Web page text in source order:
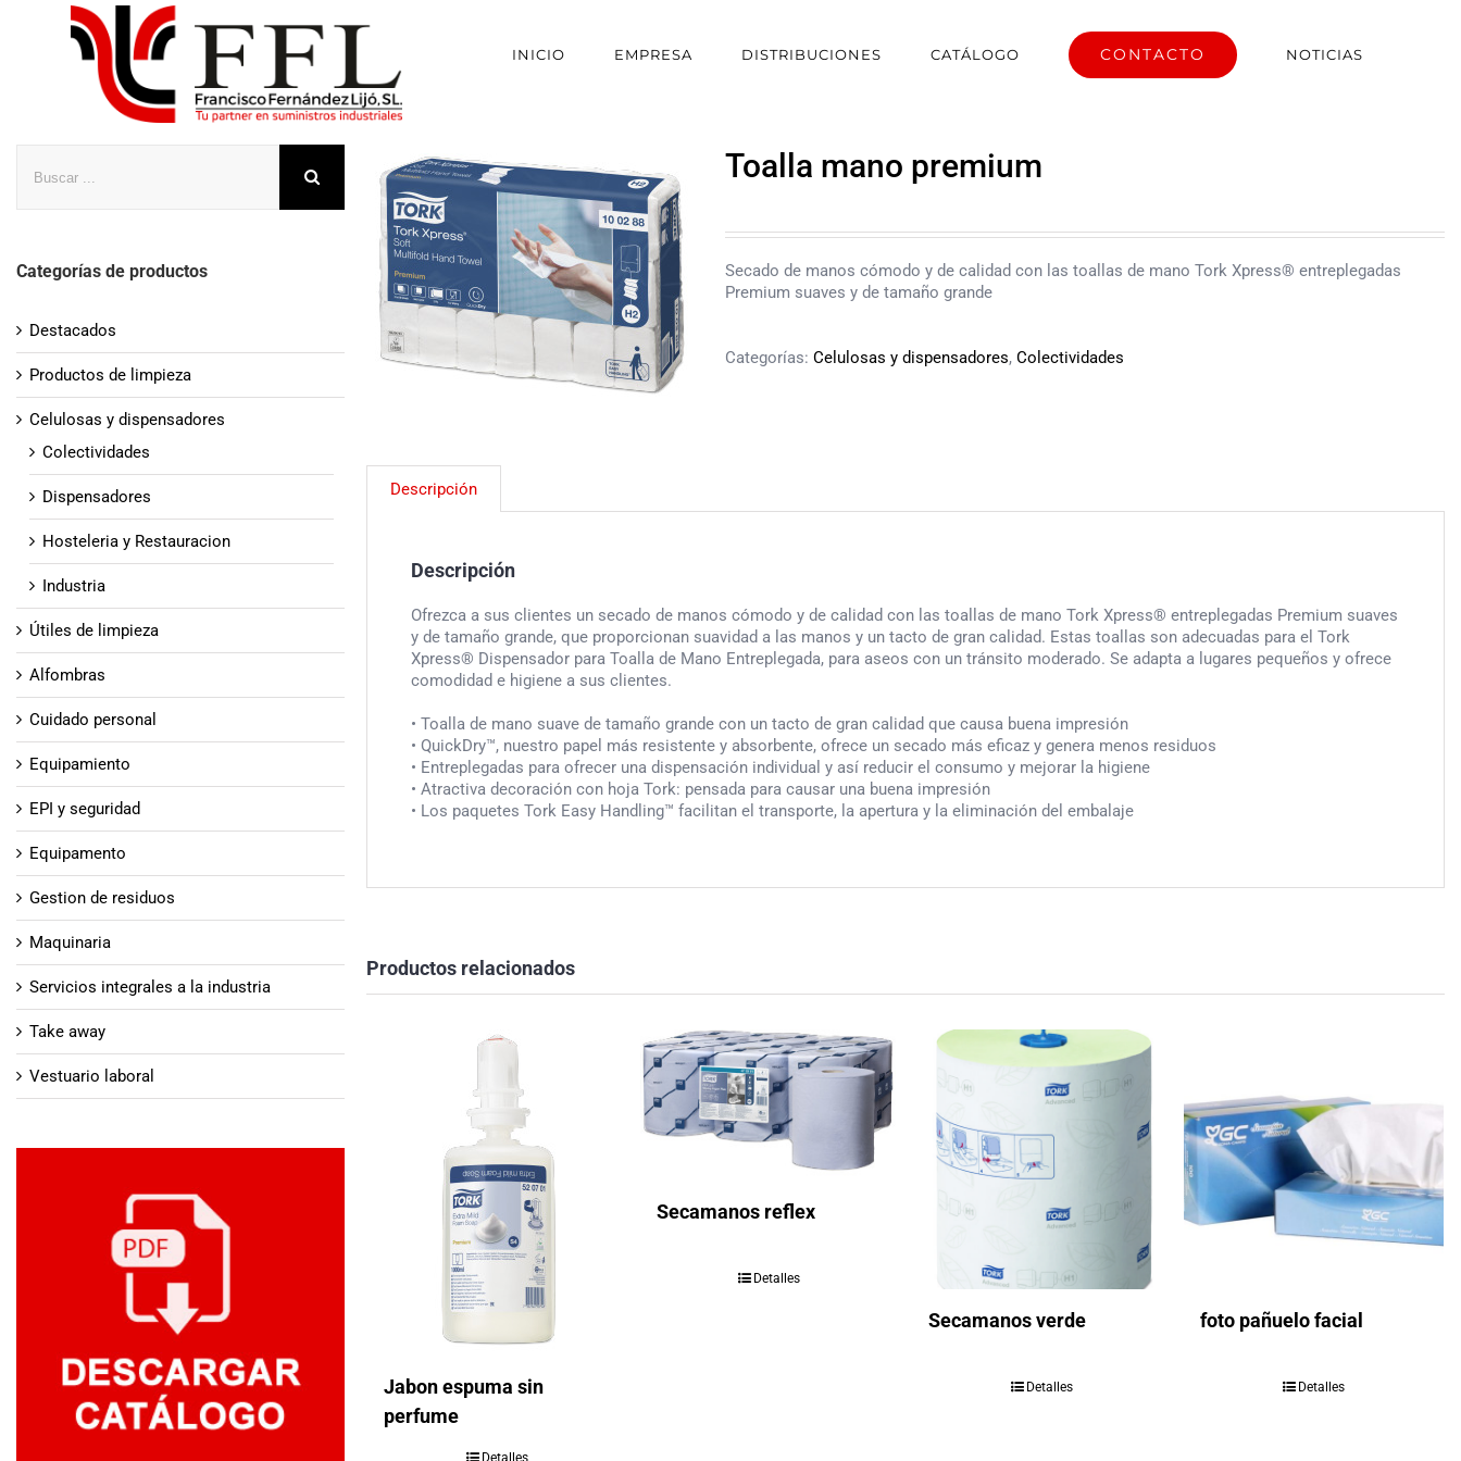
INICIO EMPRESA DISTRIBUCIONES CATÁLOGO CONTACTO NOTICIAS
Toalla mano premium
Secado de manos cómodo y de calidad con las toallas de mano Tork Xpress® entreplegadas
Premium suaves y de tamaño grande
Categorías:Celulosas y dispensadores,Colectividades
Descripción
Descripción
Ofrezca a sus clientes un secado de manos cómodo y de calidad con las toallas de mano Tork Xpress® entreplegadas Premium suaves
y de tamaño grande, que proporcionan suavidad a las manos y un tacto de gran calidad. Estas toallas son adecuadas para el Tork
Xpress® Dispensador para Toalla de Mano Entreplegada, para aseos con un tránsito moderado. Se adapta a lugares pequeños y ofrece
comodidad e higiene a sus clientes.
• Toalla de mano suave de tamaño grande con un tacto de gran calidad que causa buena impresión
• QuickDry™, nuestro papel más resistente y absorbente, ofrece un secado más eficaz y genera menos residuos
• Entreplegadas para ofrecer una dispensación individual y así reducir el consumo y mejorar la higiene
• Atractiva decoración con hoja Tork: pensada para causar una buena impresión
• Los paquetes Tork Easy Handling™ facilitan el transporte, la apertura y la eliminación del embalaje
Productos relacionados
Jabon espuma sin
perfume
Secamanos reflex
Detalles
Secamanos verde
Detalles
foto pañuelo facial
Detalles
Categorías de productos
Destacados
Productos de limpieza
Celulosas y dispensadores
Colectividades
Dispensadores
Hosteleria y Restauracion
Industria
Útiles de limpieza
Alfombras
Cuidado personal
Equipamiento
EPI y seguridad
Equipamento
Gestion de residuos
Maquinaria
Servicios integrales a la industria
Take away
Vestuario laboral